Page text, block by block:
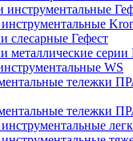
инструментальные
слесарные Гефест
металлические
WS
тележки
тележки